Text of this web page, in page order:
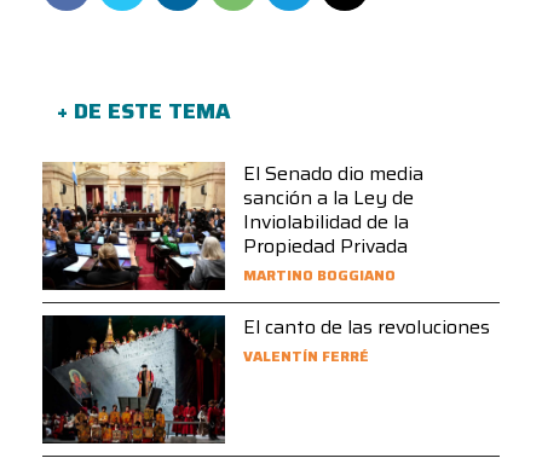
+ DE ESTE TEMA
El Senado dio media
sanción a la Ley de
Inviolabilidad de la
Propiedad Privada
MARTINO BOGGIANO
El canto de las revoluciones
VALENTÍN FERRÉ